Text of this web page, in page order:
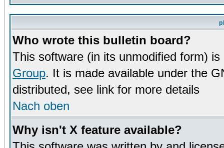
Who wrote this bulletin board?
This software (in its unmodified form)
Group. It is made available under the
distributed, see link for more details
Nach oben
Why isn't X feature available?